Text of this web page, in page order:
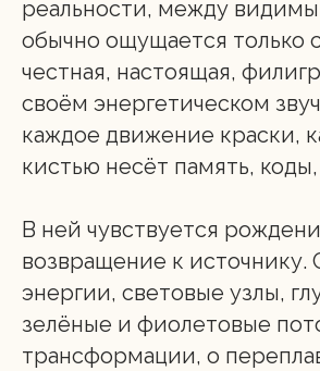
реальности, между
обычно ощущается только
честная, настоящая,
своём энергетическом
каждое движение краски,
кистью несёт память,
В ней чувствуется
возвращение к источнику.
энергии, световые узлы,
зелёные и фиолетовые
трансформации, о